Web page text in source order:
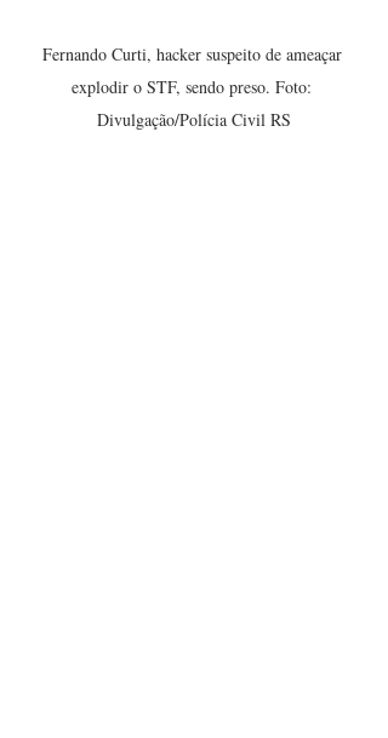
Fernando Curti, hacker suspeito de ameaçar
explodir o STF, sendo preso. Foto:
Divulgação/Polícia Civil RS